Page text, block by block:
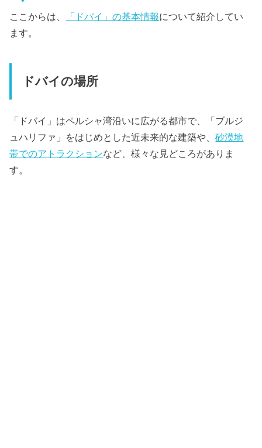
ここからは、 「ドバイ」の基本情報について紹介してい
ます。
ドバイの場所
「ドバイ」はペルシャ湾沿いに広がる都市で、「ブルジ
ュハリファ」をはじめとした近未来的な建築や、砂漠地
帯でのアトラクションなど、様々な見どころがありま
す。